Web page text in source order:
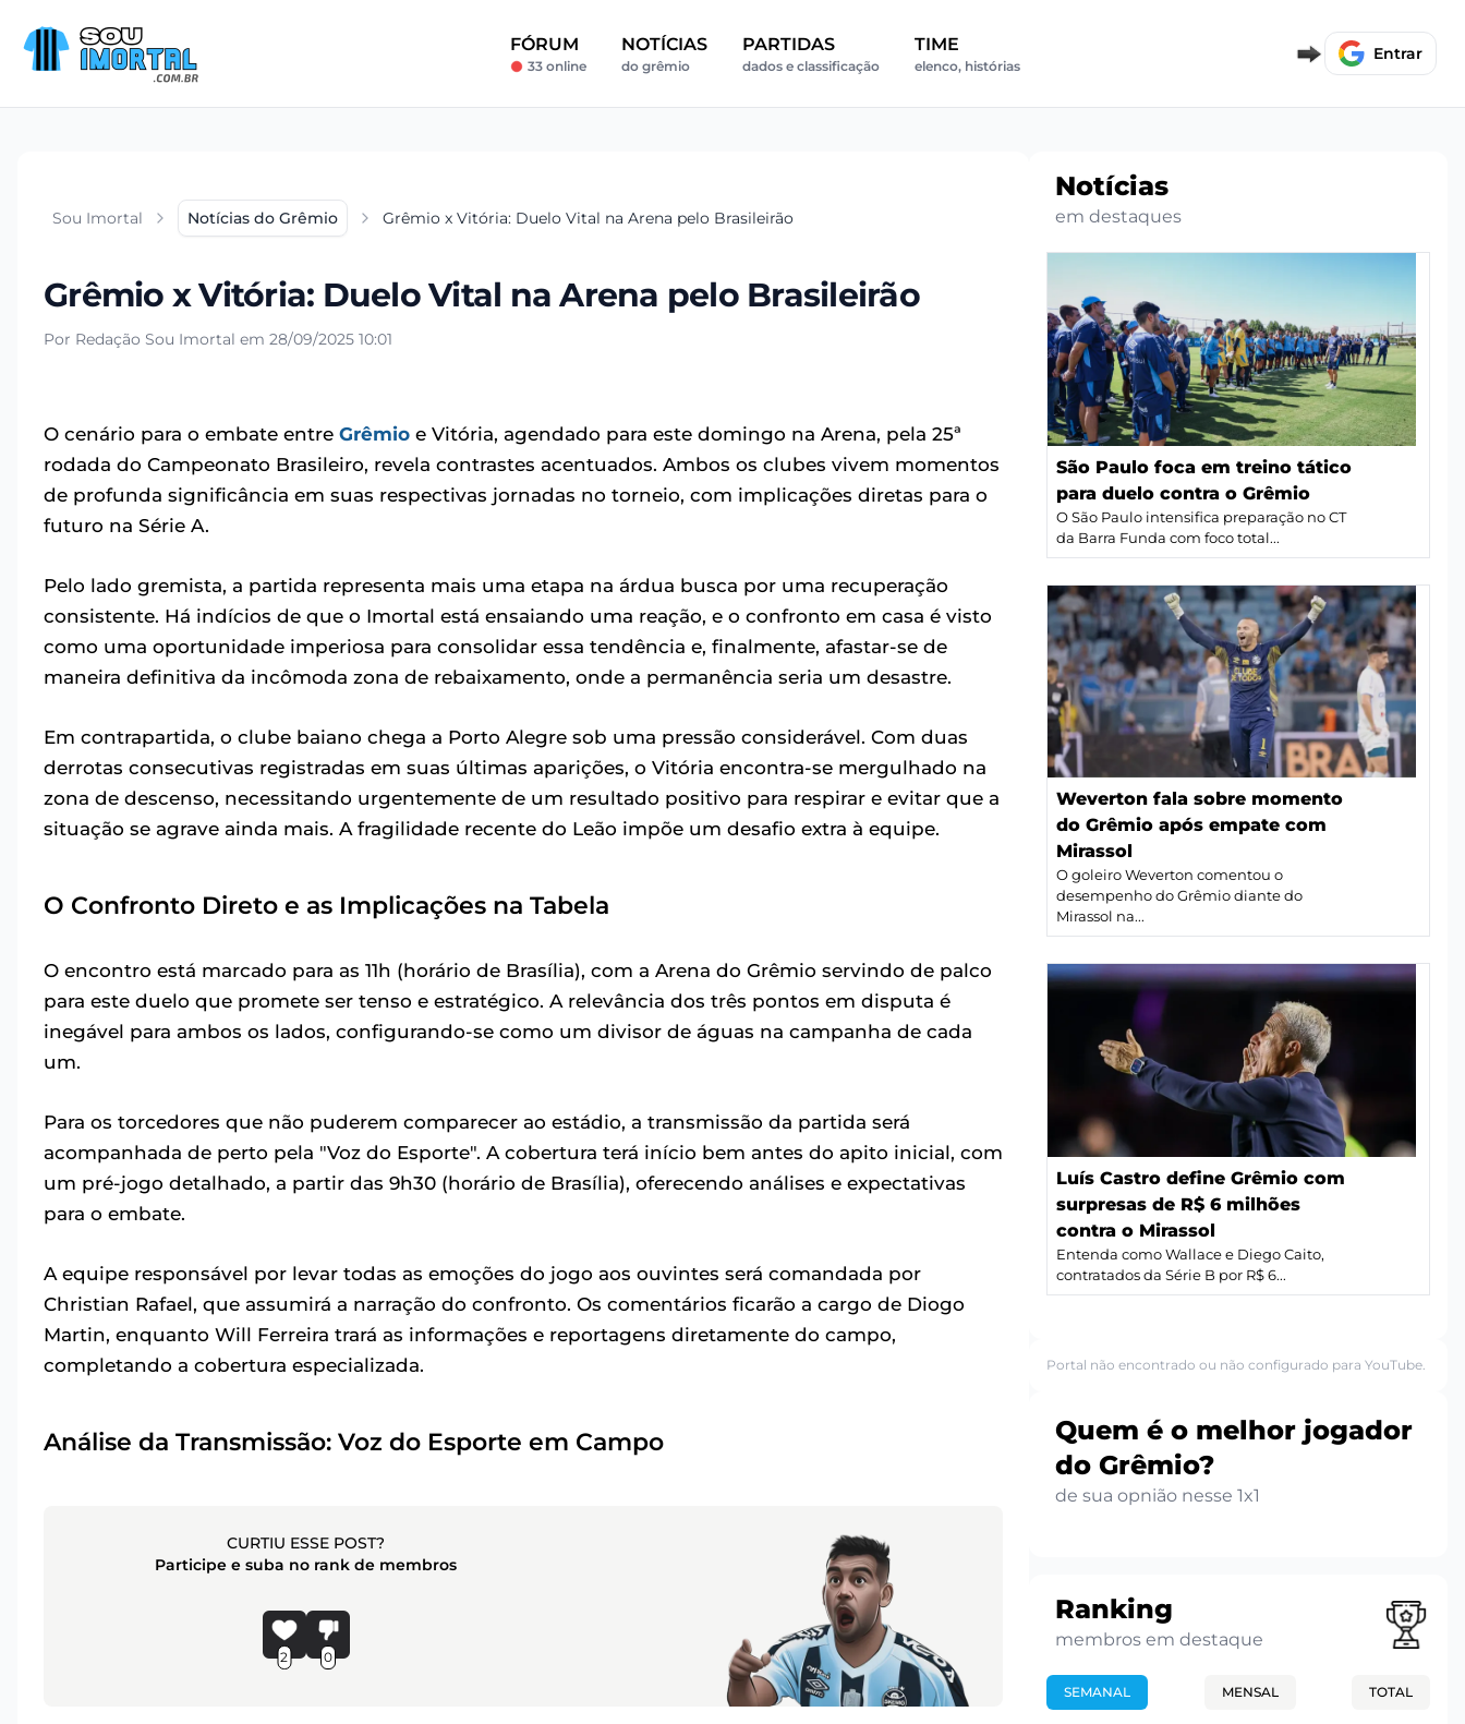
FÓRUM
33 online
NOTÍCIAS
do grêmio
PARTIDAS
dados e classificação
TIME
elenco, histórias
Entrar
Sou Imortal Notícias do Grêmio Grêmio x Vitória: Duelo Vital na Arena pelo Brasileirão
Grêmio x Vitória: Duelo Vital na Arena pelo Brasileirão
Por Redação Sou Imortal em 28/09/2025 10:01
O cenário para o embate entre Grêmio e Vitória, agendado para este domingo na Arena, pela 25ª
rodada do Campeonato Brasileiro, revela contrastes acentuados. Ambos os clubes vivem momentos
de profunda significância em suas respectivas jornadas no torneio, com implicações diretas para o
futuro na Série A.
Pelo lado gremista, a partida representa mais uma etapa na árdua busca por uma recuperação
consistente. Há indícios de que o Imortal está ensaiando uma reação, e o confronto em casa é visto
como uma oportunidade imperiosa para consolidar essa tendência e, finalmente, afastar-se de
maneira definitiva da incômoda zona de rebaixamento, onde a permanência seria um desastre.
Em contrapartida, o clube baiano chega a Porto Alegre sob uma pressão considerável. Com duas
derrotas consecutivas registradas em suas últimas aparições, o Vitória encontra-se mergulhado na
zona de descenso, necessitando urgentemente de um resultado positivo para respirar e evitar que a
situação se agrave ainda mais. A fragilidade recente do Leão impõe um desafio extra à equipe.
O Confronto Direto e as Implicações na Tabela
O encontro está marcado para as 11h (horário de Brasília), com a Arena do Grêmio servindo de palco
para este duelo que promete ser tenso e estratégico. A relevância dos três pontos em disputa é
inegável para ambos os lados, configurando-se como um divisor de águas na campanha de cada
um.
Para os torcedores que não puderem comparecer ao estádio, a transmissão da partida será
acompanhada de perto pela "Voz do Esporte". A cobertura terá início bem antes do apito inicial, com
um pré-jogo detalhado, a partir das 9h30 (horário de Brasília), oferecendo análises e expectativas
para o embate.
A equipe responsável por levar todas as emoções do jogo aos ouvintes será comandada por
Christian Rafael, que assumirá a narração do confronto. Os comentários ficarão a cargo de Diogo
Martin, enquanto Will Ferreira trará as informações e reportagens diretamente do campo,
completando a cobertura especializada.
Análise da Transmissão: Voz do Esporte em Campo
CURTIU ESSE POST?
Participe e suba no rank de membros
2 0
Notícias
em destaques
São Paulo foca em treino tático
para duelo contra o Grêmio
O São Paulo intensifica preparação no CT
da Barra Funda com foco total...
Weverton fala sobre momento
do Grêmio após empate com
Mirassol
O goleiro Weverton comentou o
desempenho do Grêmio diante do
Mirassol na...
Luís Castro define Grêmio com
surpresas de R$ 6 milhões
contra o Mirassol
Entenda como Wallace e Diego Caito,
contratados da Série B por R$ 6...
Portal não encontrado ou não configurado para YouTube.
Quem é o melhor jogador
do Grêmio?
de sua opnião nesse 1x1
Ranking
membros em destaque
SEMANAL MENSAL TOTAL